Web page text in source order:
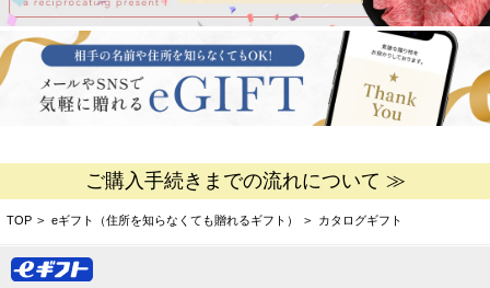
ご購入手続きまでの流れについて ≫
TOP > eギフト（住所を知らなくても贈れるギフト） > カタログギフト